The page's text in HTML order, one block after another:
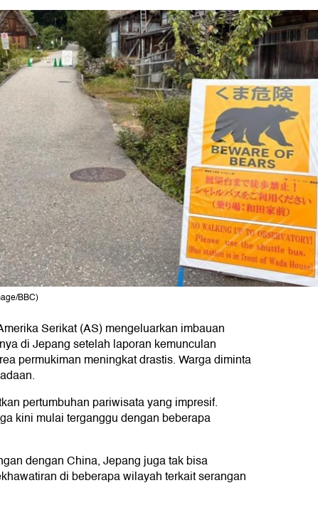
BBC)
Serikat (AS) mengeluarkan imbauan
di Jepang setelah laporan kemunculan
permukiman meningkat drastis. Warga diminta
pertumbuhan pariwisata yang impresif.
kini mulai terganggu dengan beberapa
dengan China, Jepang juga tak bisa
di beberapa wilayah terkait serangan